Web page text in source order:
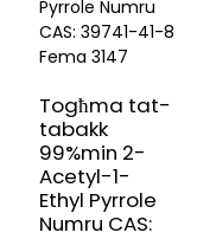
Togħma tat-
tabakk
99%min 2-
Acetyl-1-
Ethyl Pyrrole
Numru CAS: